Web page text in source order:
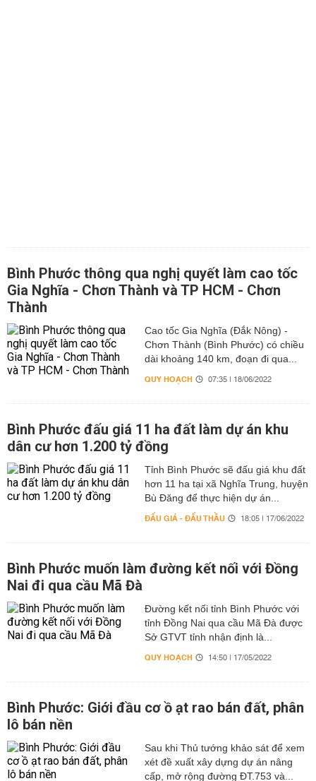
Bình Phước thông qua nghị quyết làm cao tốc
Gia Nghĩa - Chơn Thành và TP HCM - Chơn
Thành
Cao tốc Gia Nghĩa (Đắk Nông) -
Chơn Thành (Bình Phước) có chiều
dài khoảng 140 km, đoạn đi qua...
QUY HOẠCH 07:35 | 18/06/2022
Bình Phước đấu giá 11 ha đất làm dự án khu
dân cư hơn 1.200 tỷ đồng
Tỉnh Bình Phước sẽ đấu giá khu đất
hơn 11 ha tại xã Nghĩa Trung, huyện
Bù Đăng để thực hiện dự án...
ĐẤU GIÁ - ĐẤU THẦU 18:05 | 17/06/2022
Bình Phước muốn làm đường kết nối với Đồng
Nai đi qua cầu Mã Đà
Đường kết nối tỉnh Bình Phước với
tỉnh Đồng Nai qua cầu Mã Đà được
Sở GTVT tỉnh nhận định là...
QUY HOẠCH 14:50 | 17/05/2022
Bình Phước: Giới đầu cơ ồ ạt rao bán đất, phân
lô bán nền
Sau khi Thủ tướng khảo sát để xem
xét đề xuất xây dựng dự án nâng
cấp, mở rộng đường ĐT.753 và...